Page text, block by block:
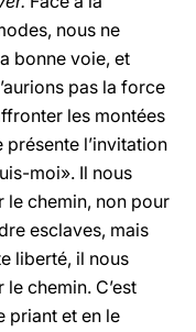
nous ne
bonne voie, et
pas la force
les montées
l’invitation
moi». Il nous
le chemin, non pour
esclaves, mais
liberté, il nous
chemin. C’est
priant et en le